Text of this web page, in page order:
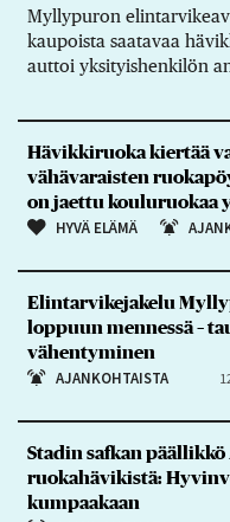
Myllypuron
kaupoista saatavaa
auttoi yksityishenkilön
Hävikkiruoka kiertää
vähävaraisten
on jaettu kouluruokaa
HYVÄ ELÄMÄ
Elintarvikejakelu
loppuun mennessä –
vähentyminen
AJANKOHTAISTA
Stadin safkan
ruokahävikistä:
kumpaakaan